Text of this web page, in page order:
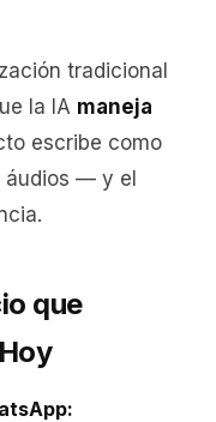
tradicional
la IA maneja
escribe como
— y el
que